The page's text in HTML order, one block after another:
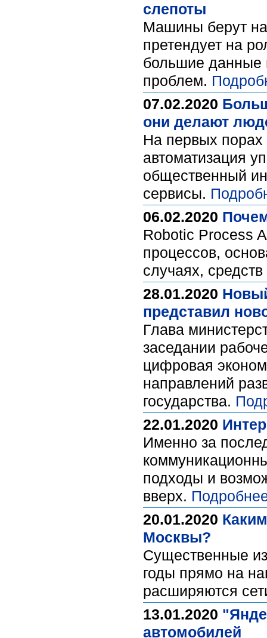
слепоты
Машины берут
претендует на
большие данные
проблем.
07.02.2020
они делают
На первых
автоматизация
общественный
сервисы.
06.02.2020
Robotic Process
процессов,
случаях,
28.01.2020
представил
Глава
заседании
цифровая
направлений
государства.
22.01.2020
Именно за
подходы и
вверх.
20.01.2020
Москвы?
Существенные
годы прямо на
расширяются
13.01.2020
автомобилей